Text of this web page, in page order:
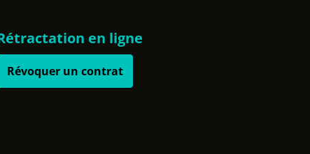
en ligne
Révoquer un contrat